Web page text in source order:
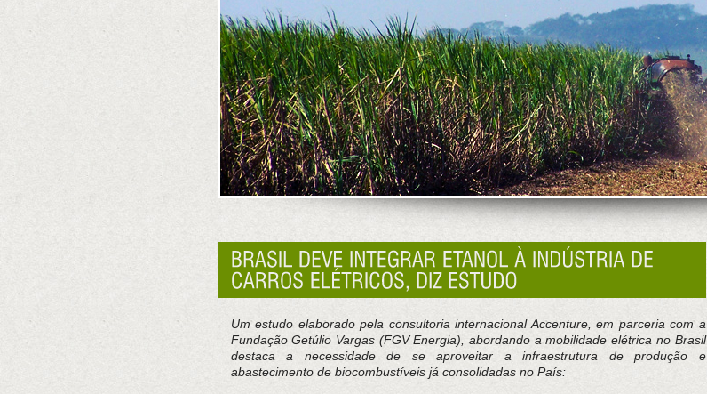
Um estudo elaborado pela consultoria internacional Accenture, em parceria com a
Fundação Getúlio Vargas (FGV Energia), abordando a mobilidade elétrica no Brasil
destaca a necessidade de se aproveitar a infraestrutura de produção e
abastecimento de biocombustíveis já consolidadas no País: